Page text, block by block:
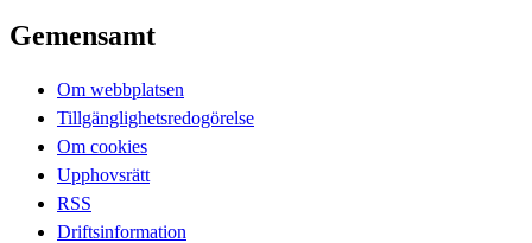
Gemensamt
Om webbplatsen
Tillgänglighetsredogörelse
Om cookies
Upphovsrätt
RSS
Driftsinformation